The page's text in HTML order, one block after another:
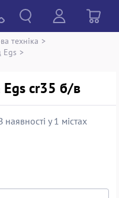
техніка >
Egs >
cr35 б/в
наявності у 1 містах